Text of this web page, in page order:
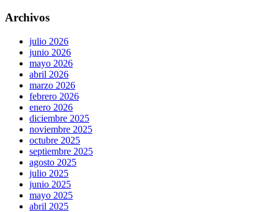
Archivos
julio 2026
junio 2026
mayo 2026
abril 2026
marzo 2026
febrero 2026
enero 2026
diciembre 2025
noviembre 2025
octubre 2025
septiembre 2025
agosto 2025
julio 2025
junio 2025
mayo 2025
abril 2025